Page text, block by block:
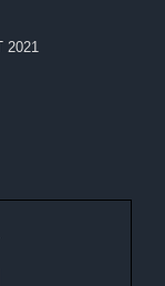
2021